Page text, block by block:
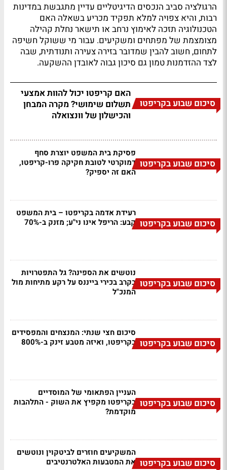
הרגולציה סביב הנכסים הדיגיטליים עדיין מתגבשת במדינות
רבות, והיא צפויה למלא תפקיד מכריע בשאלה האם
הטכנולוגיה תזכה לאימוץ נרחב או תישאר נחלת קהילה
מצומצמת של מפתחים ומשקיעים. עבור מי ששוקל חשיפה
לתחום, חשוב להבין שמדובר בזירה צעירה ותנודתית, שבה
לצד ההזדמנות טמון גם סיכון גבוה לאובדן ההשקעה.
סיכום שבוע בקריפטו
האם קריפטו יכול להוות אמצעי
תשלום שימושי? מקרה המבחן
והכישלון של וונצואלה
סיכום שבוע בקריפטו
פסיקת בית המשפט יוצרת סחף
דמוקרטי לטובת חקיקה פרו-קריפטו,
האם זה יספיק?
סיכום שבוע בקריפטו
רעידת אדמה בקריפטו – בית המשפט
קבע: הריפל אינו ני"ע; מזנק ב-70%
סיכום שבוע בקריפטו
נוטשים את הספינה? גל התפטרויות
בקרב בכירי בייננס על רקע מתיחות מול
המנכ"ל
סיכום שבוע בקריפטו
סיכום חצי שנתי: המנצחים והמפסידים
בקריפטו, ואיזה מטבע זינק ב-800%
סיכום שבוע בקריפטו
העניין הפתאומי של המוסדיים
בקריפטו מקפיץ את השוק - התלהבות
מוקדמת?
סיכום שבוע בקריפטו
המשקיעים חוזרים לביטקוין ונוטשים
את המטבעות האלטרנטיבים